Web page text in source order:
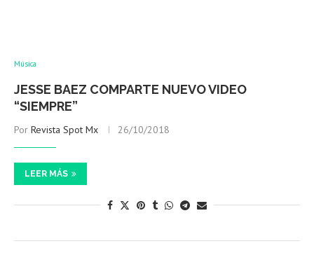
Música
JESSE BAEZ COMPARTE NUEVO VIDEO
“SIEMPRE”
Por Revista Spot Mx 26/10/2018
LEER MÁS